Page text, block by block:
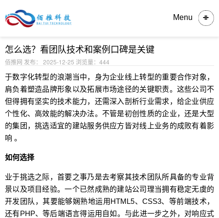
Menu
怎么选？看团队技术和案例口碑是关键
佰推网 发布： 2025-12-25 浏览量：444
于数字化转型的浪潮当中，身为企业线上转型的重要合作对象，
肩负着塑造品牌形象以及拓展市场途径的关键职责。这些公司不
但得拥有坚实的技术能力，还需深入剖析行业需求，给企业供应
个性化、高效能的解决办法。不管是初创性质的企业，还是大型
的集团，挑选适宜的建站服务供应方皆对线上业务的成败有着影
响 。
如何选择
业于挑选之际，首要之事乃是去考察其技术团队所具备的专业背
景以及项目经验。一个已然成熟的建站公司理当拥有稳定无虞的
开发团队，其要能够娴熟地运用HTML5、CSS3、等前端技术，
还有PHP、等后端语言得运用自如。与此进一步之外，对响应式